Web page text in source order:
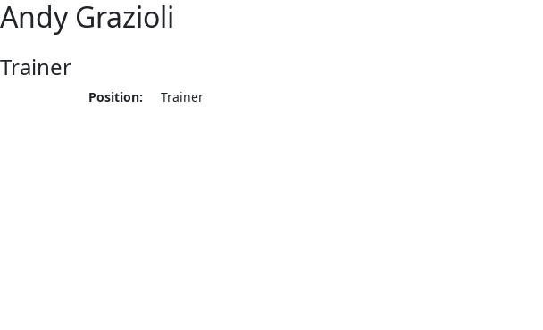
Andy Grazioli
Trainer
Position: Trainer